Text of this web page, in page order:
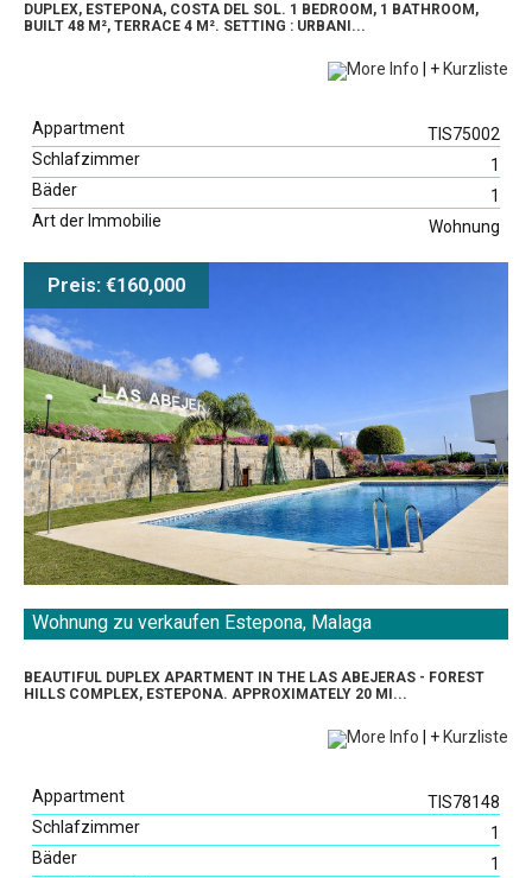
DUPLEX, ESTEPONA, COSTA DEL SOL. 1 BEDROOM, 1 BATHROOM,
BUILT 48 M², TERRACE 4 M². SETTING : URBANI...
More Info + Kurzliste
Appartment
TIS75002
Schlafzimmer
1
Bäder
1
Art der Immobilie
Wohnung
Preis: €160,000
Wohnung zu verkaufen Estepona, Malaga
BEAUTIFUL DUPLEX APARTMENT IN THE LAS ABEJERAS - FOREST
HILLS COMPLEX, ESTEPONA. APPROXIMATELY 20 MI...
More Info + Kurzliste
Appartment
TIS78148
Schlafzimmer
1
Bäder
1